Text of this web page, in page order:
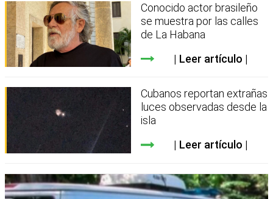
Conocido actor brasileño
se muestra por las calles
de La Habana
Leer artículo
Cubanos reportan extrañas
luces observadas desde la
isla
Leer artículo